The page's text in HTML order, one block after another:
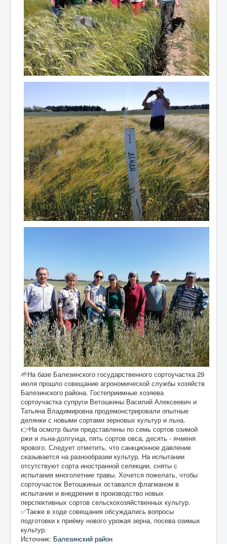
5
🌱На базе Балезинского государственного сортоучастка 29
июля прошло совещание агрономической службы хозяйств
Балезинского района. Гостеприимные хозяева
сортоучастка супруги Ветошкины Василий Алексеевич и
Татьяна Владимировна продемонстрировали опытные
делянки с новыми сортами зерновых культур и льна.
👉На осмотр были представлены по семь сортов озимой
ржи и льна-долгунца, пять сортов овса, десять - ячменя
ярового. Следует отметить, что санкционное давление
сказывается на разнообразии культур. На испытании
отсутствуют сорта иностранной селекции, сняты с
испытания многолетние травы. Хочется пожелать, чтобы
сортоучасток Ветошкиных оставался флагманом в
испытании и внедрении в производство новых
перспективных сортов сельскохозяйственных культур.
✅Также в ходе совещания обсуждались вопросы
подготовки к приёму нового урожая зерна, посева озимых
культур.
Источник: Балезинский район